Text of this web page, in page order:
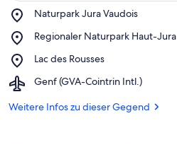
Naturpark Jura Vaudois
Place,
Jura
Regionaler Naturpark Haut-Jura
Place,
Naturpark
Jura
Lac des Rousses
Place,
des
Genf (GVA-Cointrin Intl.)
Airport,
(GVA-
Weitere Infos zu dieser Gegend